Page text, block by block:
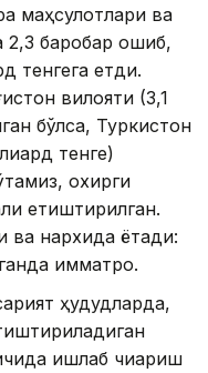
маҳсулотлари ва
2,3 баробар ошиб,
тенгега етди.
вилояти (3,1
бўлса, Туркистон
тенге)
охирги
етиштирилган.
ва нархида ётади:
қимматроқ.
ҳудудларда,
ишлаб чиқариш